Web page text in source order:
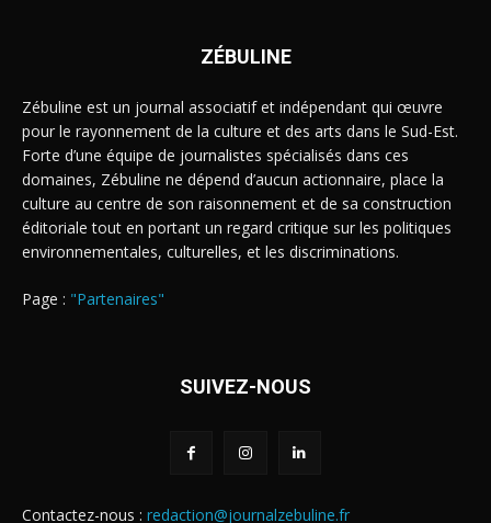
ZÉBULINE
Zébuline est un journal associatif et indépendant qui œuvre
pour le rayonnement de la culture et des arts dans le Sud-Est.
Forte d’une équipe de journalistes spécialisés dans ces
domaines, Zébuline ne dépend d’aucun actionnaire, place la
culture au centre de son raisonnement et de sa construction
éditoriale tout en portant un regard critique sur les politiques
environnementales, culturelles, et les discriminations.
Page : "Partenaires"
SUIVEZ-NOUS
Contactez-nous : redaction@journalzebuline.fr